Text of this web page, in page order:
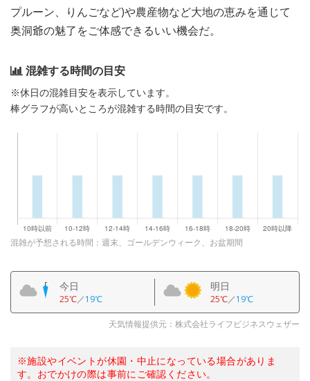
プルーン、りんごなど)や農産物など大地の恵みを通じて
奥洞爺の魅了をご体感できるいい機会だ。
混雑する時間の目安
※休日の混雑目安を表示しています。
棒グラフが高いところが混雑する時間の目安です。
混雑が予想される時間：週末、ゴールデンウィーク、お盆期間
今日
25℃／19℃
明日
25℃／19℃
天気情報提供元：株式会社ライフビジネスウェザー
※施設やイベントが休園・中止になっている場合がありま
す。おでかけの際は事前にご確認ください。